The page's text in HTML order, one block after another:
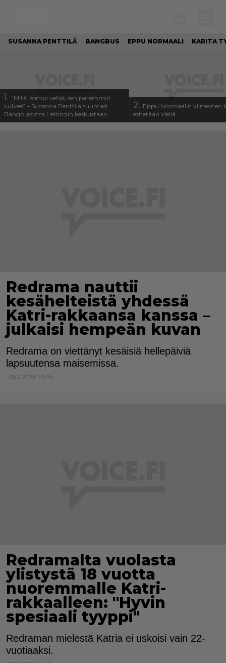
SUSANNA PENTTILÄ BANGBUS EPPU NORMAALI KARITA
1. ”Mitä isompi vehje, sen paremmin
kulkee” – Susanna Penttilä suuntasi
Bangbussinsa Helsingin keskustaan
2. Eppu Normaalin viimeinen
esitetään Ylellä
Redrama nauttii
kesähelteistä yhdessä
Katri-rakkaansa kanssa –
julkaisi hempeän kuvan
Redrama on viettänyt kesäisiä hellepäiviä
lapsuutensa maisemissa.
20.7.2018 14:45
Redramalta vuolasta
ylistystä 18 vuotta
nuoremmalle Katri-
rakkaalleen: "Hyvin
spesiaali tyyppi"
Redraman mielestä Katria ei uskoisi vain 22-
vuotiaaksi.